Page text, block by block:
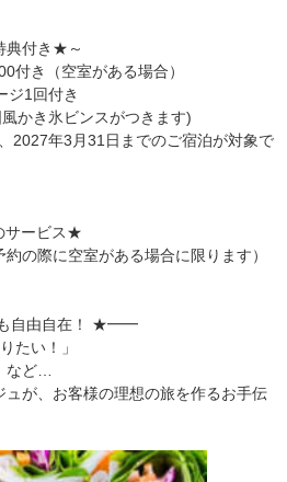
典付き★～
付き（空室がある場合）
ジ1回付き
かき氷ビンスがつきます)
2027年3月31日までのご宿泊が対象で
サービス★
の際に空室がある場合に限ります）
自由自在！ ★━━
たい！」
など…
が、お客様の理想の旅を作るお手伝